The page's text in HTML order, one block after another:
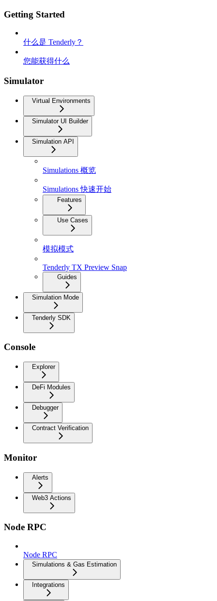
Getting Started
什么是 Tenderly？
您能获得什么
Simulator
Virtual Environments
Simulator UI Builder
Simulation API
Simulations 概览
Simulations 快速开始
Features
Use Cases
模拟模式
Tenderly TX Preview Snap
Guides
Simulation Mode
Tenderly SDK
Console
Explorer
DeFi Modules
Debugger
Contract Verification
Monitor
Alerts
Web3 Actions
Node RPC
Node RPC
Simulations & Gas Estimation
Integrations